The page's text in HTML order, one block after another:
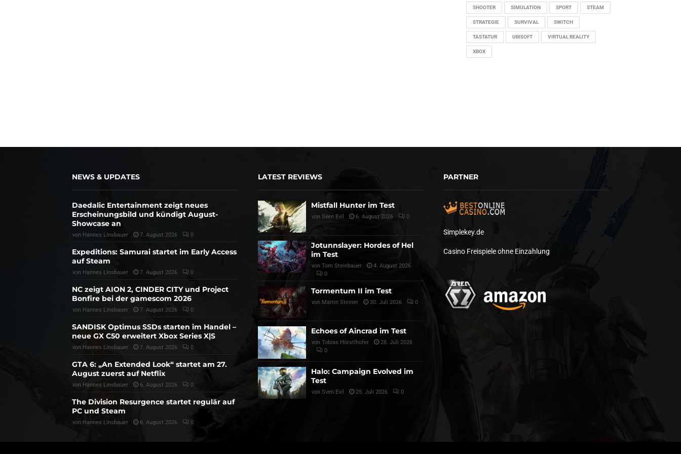
SHOOTER SIMULATION SPORT STEAM
STRATEGIE SURVIVAL SWITCH
TASTATUR UBISOFT VIRTUAL REALITY
XBOX
NEWS & UPDATES
Daedalic Entertainment zeigt neues
Erscheinungsbild und kündigt August-
Showcase an
von Hannes Linsbauer 7. August 2026 0
Expeditions: Samurai startet im Early Access
auf Steam
von Hannes Linsbauer 7. August 2026 0
NC zeigt AION 2, CINDER CITY und Project
Bonfire bei der gamescom 2026
von Hannes Linsbauer 7. August 2026 0
SANDISK Optimus SSDs starten im Handel –
neue GX C50 erweitert Xbox Series X|S
von Hannes Linsbauer 7. August 2026 0
GTA 6: „An Extended Look“ startet am 27.
August zuerst auf Netflix
von Hannes Linsbauer 6. August 2026 0
The Division Resurgence startet regulär auf
PC und Steam
von Hannes Linsbauer 6. August 2026 0
LATEST REVIEWS
Mistfall Hunter im Test
von Sven Evil 6. August 2026 0
Jotunnslayer: Hordes of Hel
im Test
von Tom Steinbauer
4. August 2026
0
Tormentum II im Test
von Martin Steiner 30. Juli 2026 0
Echoes of Aincrad im Test
von Tobias Hörstlhofer
28. Juli 2026
0
Halo: Campaign Evolved im
Test
von Sven Evil 25. Juli 2026 0
PARTNER
Simplekey.de
Casino Freispiele ohne Einzahlung